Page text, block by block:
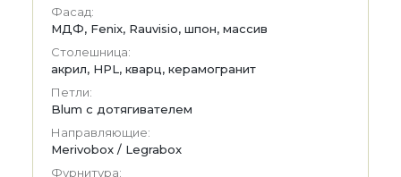
Фасад:
МДФ, Fenix, Rauvisio, шпон, массив
Столешница:
акрил, HPL, кварц, керамогранит
Петли:
Blum с дотягивателем
Направляющие:
Merivobox / Legrabox
Фурнитура: